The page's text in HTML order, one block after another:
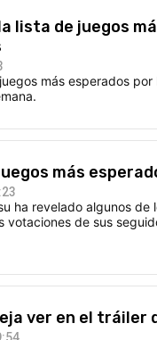
lista de juegos
más esperados
más
ha revelado algunos
votaciones de sus
ver en el tráiler